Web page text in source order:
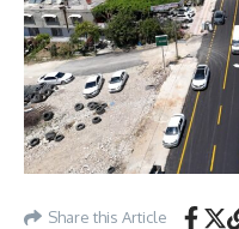
Share this Article